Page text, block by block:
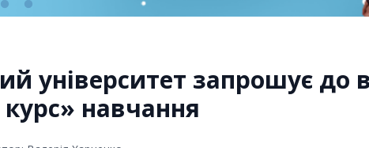
університет запрошує до
навчання